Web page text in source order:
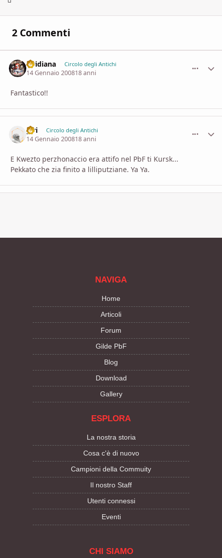
2 Commenti
viridiana Circolo degli Antichi
14 Gennaio 200818 anni
Fantastico!!
piri Circolo degli Antichi
14 Gennaio 200818 anni
E Kwezto perzhonaccio era attifo nel PbF ti Kursk...
Pekkato che zia finito a lilliputziane. Ya Ya.
NAVIGA
Home
Articoli
Forum
Gilde PbF
Blog
Download
Gallery
ESPLORA
La nostra storia
Cosa c'è di nuovo
Campioni della Commuity
Il nostro Staff
Utenti connessi
Eventi
CHI SIAMO